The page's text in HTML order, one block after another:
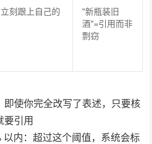
刻跟上自己的
"新瓶装旧
酒"=引用而非
剽窃
即使你完全改写了表述，只要核
要引用
以内：超过这个阈值，系统会标